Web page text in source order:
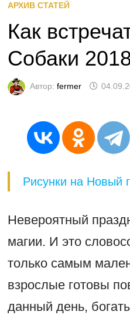
АРХИВ СТАТЕЙ
Как
Собаки
Автор: fermer
Рисунки на Новый
Невероятный
магии. И это
только самым
взрослые готовы
данный день,